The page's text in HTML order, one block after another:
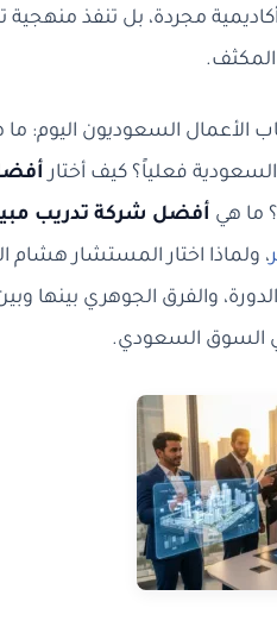
أكاديمية مجردة، بل تنفذ
المكثف.
الأعمال السعوديون اليوم: ما
فعلياً؟ كيف أختار
؟ ما هي أفضل شركة تدريب
، ولماذا اختار المستشار هشام
والفرق الجوهري بينها
السوق السعودي.